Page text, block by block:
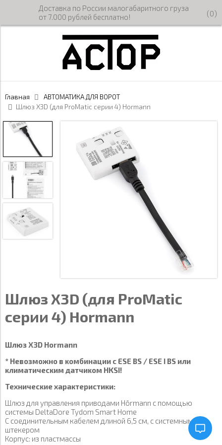
Доставка по России малогабаритного груза
от 7.000 рублей бесплатно!
(0)
Главная
АВТОМАТИКА ДЛЯ ВОРОТ
Шлюз X3D (для ProMatic серии 4) Hormann
Шлюз X3D (для ProMatic
серии 4) Hormann
Шлюз X3D Hormann
* Невозможно в комбинации с ESE BS / ESE I BS или
климатическим датчиком HKSI!
Технические характеристики:
Шлюз для управления приводами Hörmann с помощью
системы DeltaDore Tydom Smart Home
С соединительным кабелем длиной 6,5 см, с системным
штекером
Корпус: из пластмассы